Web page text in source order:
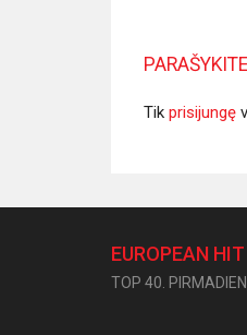
Tik prisijungę
EUROPEAN
TOP 40.